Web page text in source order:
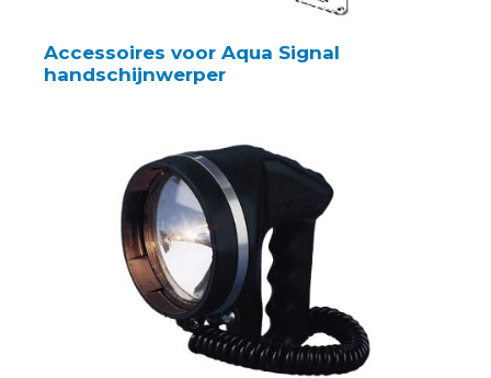
Accessoires voor Aqua Signal
handschijnwerper